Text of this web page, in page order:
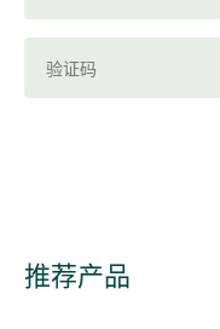
推荐产品